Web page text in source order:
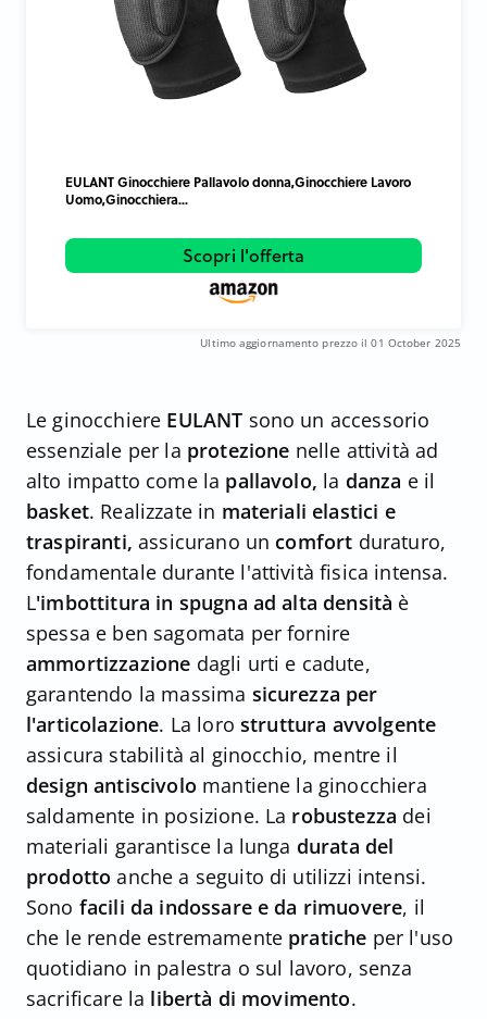
EULANT Ginocchiere Pallavolo donna,Ginocchiere Lavoro
Uomo,Ginocchiera...
Scopri l'offerta
Ultimo aggiornamento prezzo il 01 October 2025
Le ginocchiere EULANT sono un accessorio
essenziale per la protezione nelle attività ad
alto impatto come la pallavolo, la danza e il
basket. Realizzate in materiali elastici e
traspiranti, assicurano un comfort duraturo,
fondamentale durante l'attività fisica intensa.
L'imbottitura in spugna ad alta densità è
spessa e ben sagomata per fornire
ammortizzazione dagli urti e cadute,
garantendo la massima sicurezza per
l'articolazione. La lorostruttura avvolgente
assicura stabilità al ginocchio, mentre il
design antiscivolo mantiene la ginocchiera
saldamente in posizione. La robustezza dei
materiali garantisce la lunga durata del
prodottoanche a seguito di utilizzi intensi.
Sono facili da indossare e da rimuovere, il
che le rende estremamente pratiche per l'uso
quotidiano in palestra o sul lavoro, senza
sacrificare la libertà di movimento.